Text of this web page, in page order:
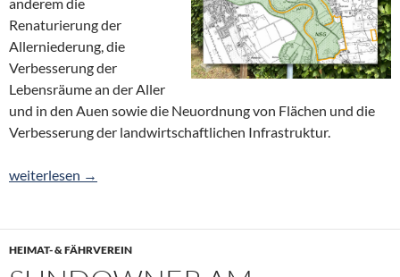
anderem die
Renaturierung der
Allerniederung, die
Verbesserung der
Lebensräume an der Aller
und in den Auen sowie die Neuordnung von Flächen und die
Verbesserung der landwirtschaftlichen Infrastruktur.
Informationsveranstaltung Flurbereinigungsverfahren
weiterlesen →
HEIMAT- & FÄHRVEREIN